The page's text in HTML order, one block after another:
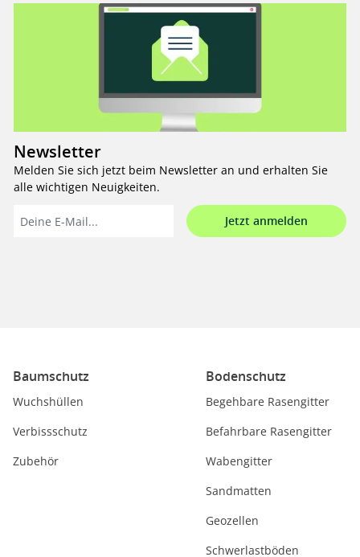
Newsletter
Melden Sie sich jetzt beim Newsletter an und erhalten Sie
alle wichtigen Neuigkeiten.
Jetzt anmelden
Baumschutz
Wuchshüllen
Verbissschutz
Zubehör
Bodenschutz
Begehbare Rasengitter
Befahrbare Rasengitter
Wabengitter
Sandmatten
Geozellen
Schwerlastböden